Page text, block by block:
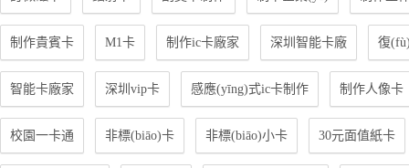
制作貴賓卡 M1卡 制作ic卡廠家 深圳智能卡廠 復
智能卡廠家 深圳vip卡 感應(yīng)式ic卡制作 制作人像卡
校園一卡通 非標(biāo)卡 非標(biāo)小卡 30元面值紙卡